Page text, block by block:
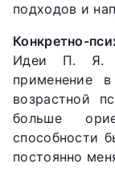
подходов и
Конкретно-
Идеи П. Я.
применение
возрастной
больше
способности
постоянно